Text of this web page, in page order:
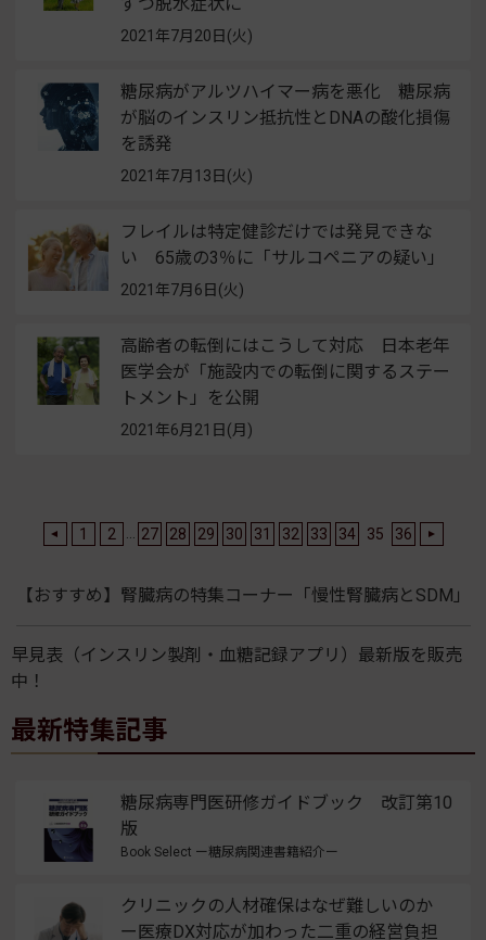
2021年7月20日(火)
糖尿病がアルツハイマー病を悪化 糖尿病
が脳のインスリン抵抗性とDNAの酸化損傷
を誘発
2021年7月13日(火)
フレイルは特定健診だけでは発見できな
い 65歳の3％に「サルコペニアの疑い」
2021年7月6日(火)
高齢者の転倒にはこうして対応 日本老年
医学会が「施設内での転倒に関するステー
トメント」を公開
2021年6月21日(月)
1 2 27 28 29 30 31 32 33 34 35 36
【おすすめ】腎臓病の特集コーナー「慢性腎臓病とSDM」
早見表（インスリン製剤・血糖記録アプリ）最新版を販売
中！
最新特集記事
糖尿病専門医研修ガイドブック 改訂第10
版
Book Select ー糖尿病関連書籍紹介ー
クリニックの人材確保はなぜ難しいのか
ー医療DX対応が加わった二重の経営負担